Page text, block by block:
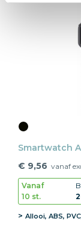
Smartwatch
€ 9,56 vanaf
Vanaf
10 st.
Allooi, ABS,